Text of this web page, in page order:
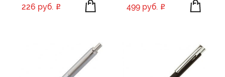
226 руб. 499 руб.